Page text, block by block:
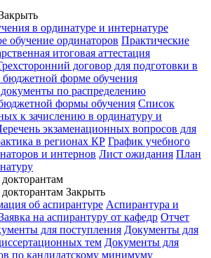
в ординатуре и интернатуре
обучение ординаторов Практические
итоговая аттестация
договор для подготовки в
бюджетной форме обучения
по распределению
формы обучения Список
к зачислению в ординатуру и
экзаменационных вопросов для
в регионах КР График учебного
и интернов Лист ожидания План
Закрыть
об аспирантуре Аспирантура и
на аспирантуру от кафедр Отчет
для поступления Документы для
тем Документы для
по кандидатскому минимуму